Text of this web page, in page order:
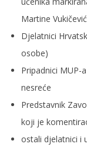
Martine
Djelatnici
osobe)
Pripadnici MUP-
nesreće
Predstavnik
koji je
ostali djelatnici i